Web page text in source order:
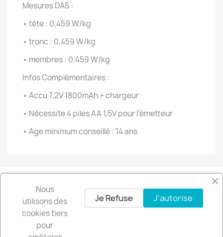
Mesures DAS :
• tête : 0,459 W/kg
• tronc : 0,459 W/kg
• membres : 0,459 W/kg
Infos Complémentaires :
• Accu 7,2V 1800mAh + chargeur
• Nécessite 4 piles AA 1,5V pour l’émetteur
• Age minimum conseillé : 14 ans
FacebookInstagram
Nous
utilisons des
cookies tiers
pour
J'autorise
Je Refuse